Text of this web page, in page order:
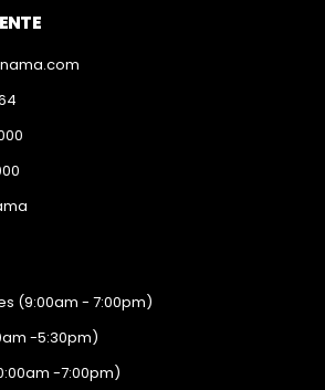
(9:00am - 7:00pm)
-5:30pm)
-7:00pm)